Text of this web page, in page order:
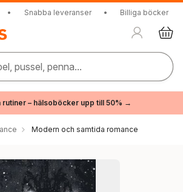
• Snabba leveranser • Billiga böcker
pussel, penna...
rutiner – hälsoböcker upp till 50% →
Modern och samtida romance